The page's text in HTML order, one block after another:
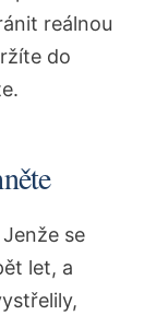
reálnou
do
se
let, a